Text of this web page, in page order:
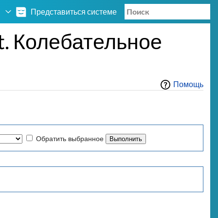
Представиться системе
Колебательное
Помощь
Обратить выбранное